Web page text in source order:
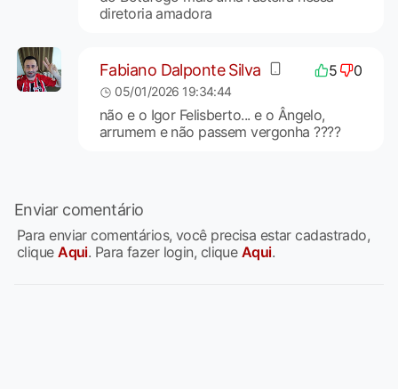
diretoria amadora
Fabiano Dalponte Silva 5 0
05/01/2026 19:34:44
não e o Igor Felisberto... e o Ângelo,
arrumem e não passem vergonha ????
Enviar comentário
Para enviar comentários, você precisa estar cadastrado,
cliqueAqui. Para fazer login, clique Aqui.